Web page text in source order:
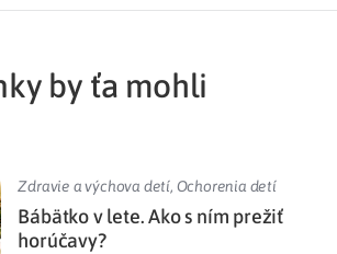
by ťa mohli
Zdravie a výchova detí, Ochorenia detí
Bábätko v lete. Ako s ním prežiť
horúčavy?